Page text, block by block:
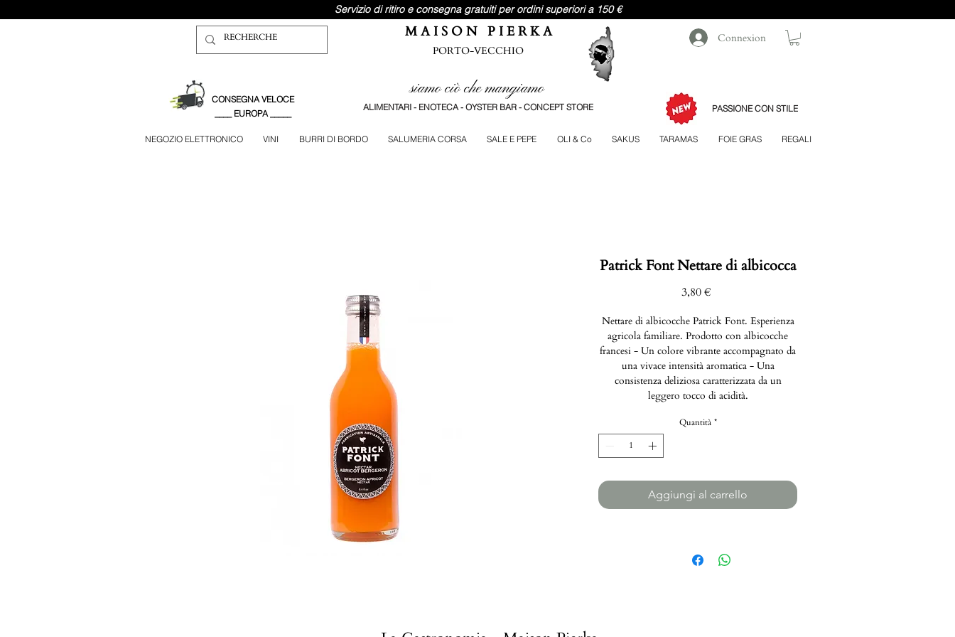
Servizio di ritiro e consegna gratuiti per ordini superiori a 150 €
M A I S O N P I E R K A
PORTO-VECCHIO
CONSEGNA VELOCE
____ EUROPA _____
siamo ciò che mangiamo
ALIMENTARI - ENOTECA - OYSTER BAR - CONCEPT STORE
Connexion
PASSIONE CON STILE
NEGOZIO ELETTRONICO VINI BURRI DI BORDO SALUMERIA CORSA SALE E PEPE OLI & Co SAKUS TARAMAS FOIE GRAS REGALI
Patrick Font Nettare di albicocca
3,80 €Prezzo
Nettare di albicocche Patrick Font. Esperienza
agricola familiare. Prodotto con albicocche
francesi - Un colore vibrante accompagnato da
una vivace intensità aromatica - Una
consistenza deliziosa caratterizzata da un
leggero tocco di acidità.
Quantità *
Aggiungi al carrello